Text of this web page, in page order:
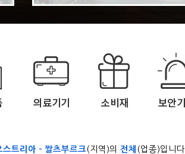
스트리아 - 짤츠부르크 (지역)의 전체 (업종)입니다.